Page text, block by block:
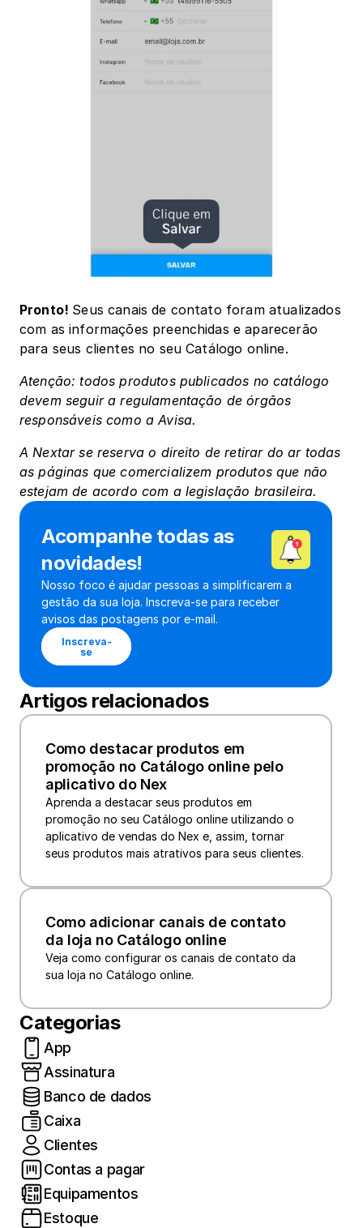
Pronto! Seus canais de contato foram atualizados
com as informações preenchidas e aparecerão
para seus clientes no seu Catálogo online.
Atenção: todos produtos publicados no catálogo
devem seguir a regulamentação de órgãos
responsáveis como a Avisa.
A Nextar se reserva o direito de retirar do ar todas
as páginas que comercializem produtos que não
estejam de acordo com a legislação brasileira.
Acompanhe todas as
novidades!
Nosso foco é ajudar pessoas a simplificarem a
gestão da sua loja. Inscreva-se para receber
avisos das postagens por e-mail.
Inscreva-
se
Artigos relacionados
Como destacar produtos em
promoção no Catálogo online pelo
aplicativo do Nex
Aprenda a destacar seus produtos em
promoção no seu Catálogo online utilizando o
aplicativo de vendas do Nex e, assim, tornar
seus produtos mais atrativos para seus clientes.
Como adicionar canais de contato
da loja no Catálogo online
Veja como configurar os canais de contato da
sua loja no Catálogo online.
Categorias
App
Assinatura
Banco de dados
Caixa
Clientes
Contas a pagar
Equipamentos
Estoque